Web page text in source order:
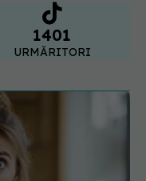
1401
URMĂRITORI